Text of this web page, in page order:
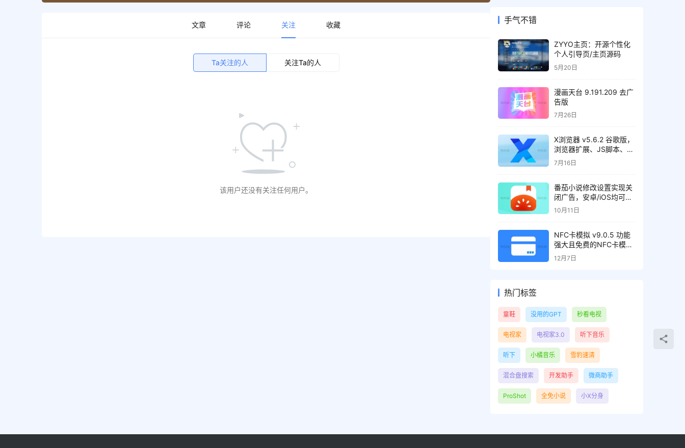
文章 评论 关注 收藏
Ta关注的人 关注Ta的人
该用户还没有关注任何用户。
手气不错
ZYYO主页：开源个性化
个人引导页/主页源码
5月20日
漫画天台 9.191.209 去广
告版
7月26日
X浏览器 v5.6.2 谷歌版，
浏览器扩展、JS脚本、资
源嗅探、操控手势、广告
拦截等
7月16日
番茄小说修改设置实现关
闭广告，安卓/iOS均可实
现
10月11日
NFC卡模拟 v9.0.5 功能
强大且免费的NFC卡模拟
器，解锁专业版
12月7日
热门标签
童鞋 没用的GPT 秒看电视
电视家 电视家3.0 听下音乐
听下 小橘音乐 雪豹速清
混合盘搜索 开发助手 微商助手
ProShot 全免小说 小X分身